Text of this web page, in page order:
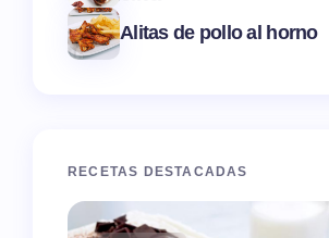
Alitas de pollo al horno
RECETAS DESTACADAS